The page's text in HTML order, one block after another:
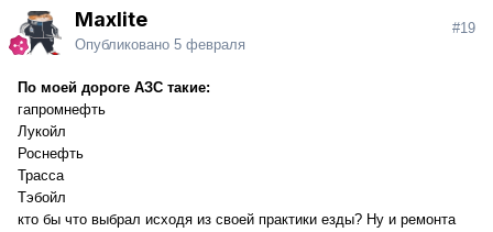
Maxlite
Опубликовано 5 февраля
#19
По моей дороге АЗС такие:
гапромнефть
Лукойл
Роснефть
Трасса
Тэбойл
кто бы что выбрал исходя из своей практики езды? Ну и ремонта